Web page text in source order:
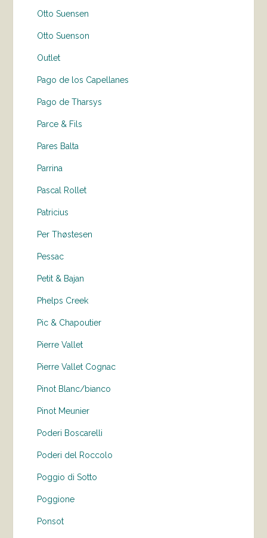
Otto Suensen
Otto Suenson
Outlet
Pago de los Capellanes
Pago de Tharsys
Parce & Fils
Pares Balta
Parrina
Pascal Rollet
Patricius
Per Thøstesen
Pessac
Petit & Bajan
Phelps Creek
Pic & Chapoutier
Pierre Vallet
Pierre Vallet Cognac
Pinot Blanc/bianco
Pinot Meunier
Poderi Boscarelli
Poderi del Roccolo
Poggio di Sotto
Poggione
Ponsot